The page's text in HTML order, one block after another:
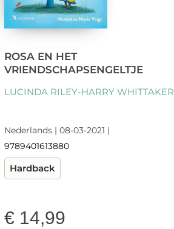
ROSA EN HET
VRIENDSCHAPSENGELTJE
LUCINDA RILEY-HARRY WHITTAKER
Nederlands | 08-03-2021 |
9789401613880
Hardback
€ 14,99